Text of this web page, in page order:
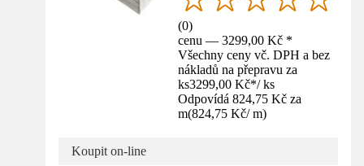
(0)
cenu — 3299,00 Kč *
Všechny ceny vč. DPH a bez
nákladů na přepravu za
ks3299,00 Kč*/ ks
Odpovídá 824,75 Kč za
m(824,75 Kč/ m)
Koupit on-line